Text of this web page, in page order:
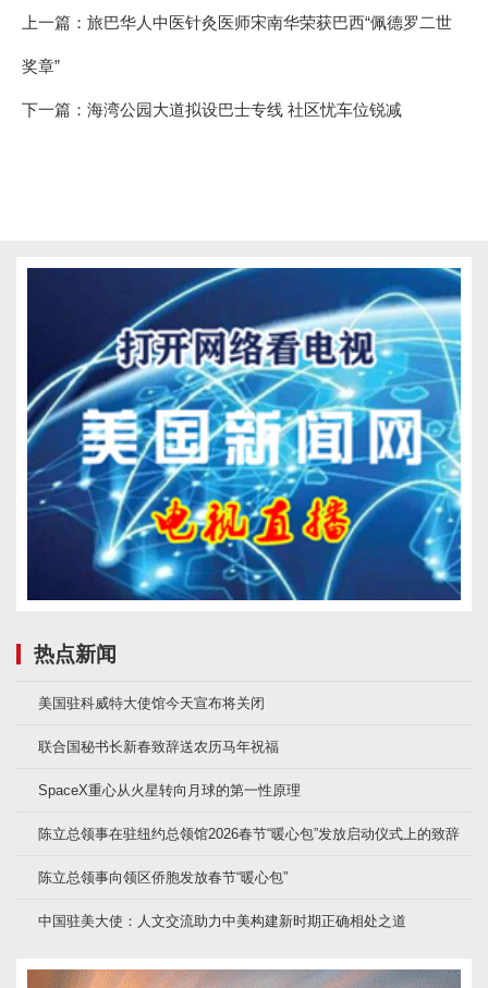
上一篇： 旅巴华人中医针灸医师宋南华荣获巴西“佩德罗二世
奖章”
下一篇： 海湾公园大道拟设巴士专线 社区忧车位锐减
热点新闻
美国驻科威特大使馆今天宣布将关闭
联合国秘书长新春致辞送农历马年祝福
SpaceX重心从火星转向月球的第一性原理
陈立总领事在驻纽约总领馆2026春节“暖心包”发放启动仪式上的致辞
陈立总领事向领区侨胞发放春节“暖心包”
中国驻美大使：人文交流助力中美构建新时期正确相处之道